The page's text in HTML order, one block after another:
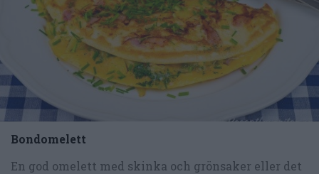
Bondomelett
En god omelett med skinka och grönsaker eller det